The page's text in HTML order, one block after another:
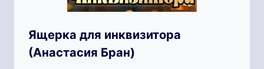
Ящерка для инквизитора
(Анастaсия Бран)